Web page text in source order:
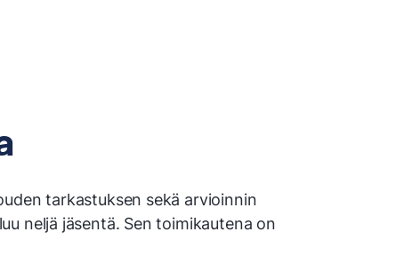
tarkastuksen sekä arvioinnin
neljä jäsentä. Sen toimikautena on